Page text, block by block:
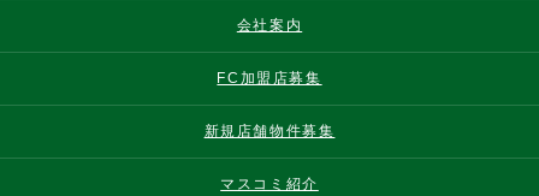
会社案内
FC加盟店募集
新規店舗物件募集
マスコミ紹介